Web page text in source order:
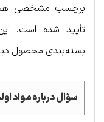
برچسب مشخصی
تأیید شده است.
بسته‌بندی محصول
سؤال درباره مواد